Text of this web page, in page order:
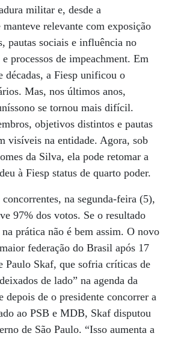
militar e, desde a
manteve relevante com exposição
pautas sociais e influência no
processos de impeachment. Em
décadas, a Fiesp unificou o
Mas, nos últimos anos,
se tornou mais difícil.
objetivos distintos e pautas
visíveis na entidade. Agora, sob
da Silva, ela pode retomar a
à Fiesp status de quarto poder.
na segunda-feira (5),
97% dos votos. Se o resultado
prática não é bem assim. O novo
federação do Brasil após 17
Paulo Skaf, que sofria críticas de
de lado” na agenda da
depois de o presidente concorrer a
ao PSB e MDB, Skaf disputou
de São Paulo. “Isso aumenta a